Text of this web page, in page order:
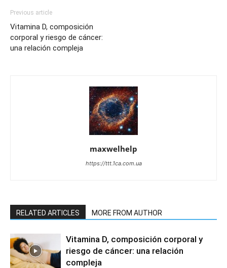
Previous article
Vitamina D, composición
corporal y riesgo de cáncer:
una relación compleja
maxwelhelp
https://ttt.1ca.com.ua
RELATED ARTICLES MORE FROM AUTHOR
Vitamina D, composición corporal y
riesgo de cáncer: una relación
compleja